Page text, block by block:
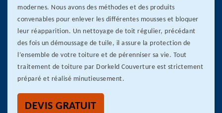
modernes. Nous avons des méthodes et des produits
convenables pour enlever les différentes mousses et bloquer
leur réapparition. Un nettoyage de toit régulier, précédant
des fois un démoussage de tuile, il assure la protection de
l’ensemble de votre toiture et de pérenniser sa vie. Tout
traitement de toiture par Dorkeld Couverture est strictement
préparé et réalisé minutieusement.
DEVIS GRATUIT